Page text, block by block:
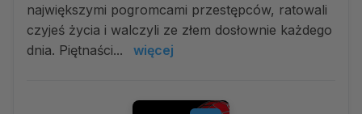
największymi pogromcami przestępców, ratowali
czyjeś życia i walczyli ze złem dosłownie każdego
dnia. Piętnaści...
więcej